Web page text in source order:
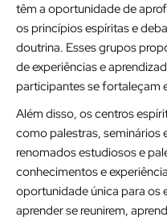
têm a oportunidade de
os princípios espíritas e
doutrina. Esses grupos
de experiências e
participantes se fortaleçam
Além disso, os centros
como palestras, seminários
renomados estudiosos e
conhecimentos e
oportunidade única para os
aprender se reunirem,